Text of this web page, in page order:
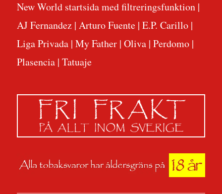
New World startsida med filtreringsfunktion|
AJ Fernandez| Arturo Fuente| E.P. Carillo|
Liga Privada| My Father| Oliva| Perdomo|
Plasencia| Tatuaje